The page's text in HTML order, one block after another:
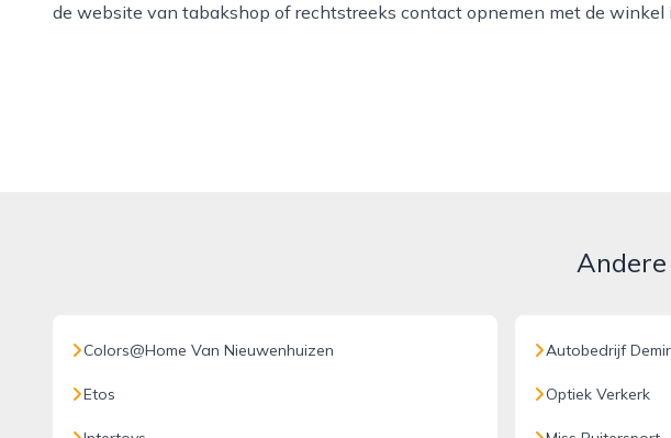
de website van tabakshop of rechtstreeks contact opnemen met de winkel
Colors@Home Van Nieuwenhuizen
Etos
Autobedrijf
Optiek Verkerk